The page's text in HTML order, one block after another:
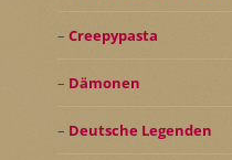
Creepypasta
Dämonen
Deutsche Legenden